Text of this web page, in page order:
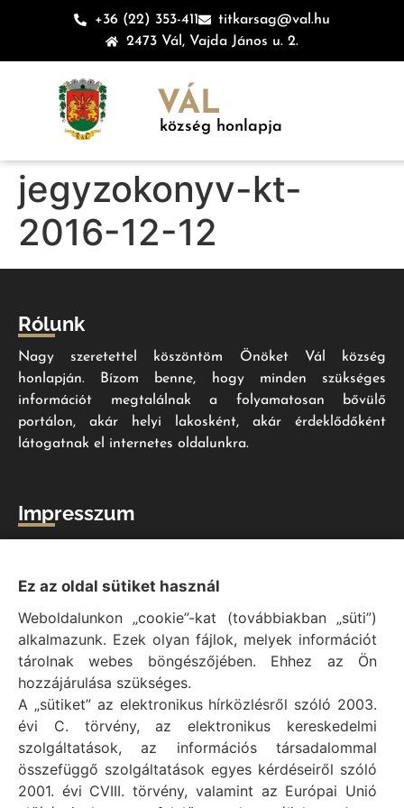
+36 (22) 353-411
titkarsag@val.hu
2473 Vál, Vajda János u. 2.
VÁL
község honlapja
jegyzokonyv-kt-
2016-12-12
Rólunk
Nagy szeretettel köszöntöm Önöket Vál község
honlapján. Bízom benne, hogy minden szükséges
információt megtalálnak a folyamatosan bővülő
portálon, akár helyi lakosként, akár érdeklődőként
látogatnak el internetes oldalunkra.
Impresszum
Vál Község Önkormányzat © 1996 - 2020
Adatvédelmi tájékoztató
Felelős: Bechtold Tamás polgármester
Cím: H-2473 Vál, Vajda János utca 2.
Telefon: +36 (22) 353-411
E-mail: polgarmester@val.hu
Elérhetőségek
Ez az oldal sütiket használ
Weboldalunkon „cookie”-kat (továbbiakban „süti”)
alkalmazunk. Ezek olyan fájlok, melyek információt
tárolnak webes böngészőjében. Ehhez az Ön
hozzájárulása szükséges.
A „sütiket” az elektronikus hírközlésről szóló 2003.
évi C. törvény, az elektronikus kereskedelmi
szolgáltatások, az információs társadalommal
összefüggő szolgáltatások egyes kérdéseiről szóló
2001. évi CVIII. törvény, valamint az Európai Unió